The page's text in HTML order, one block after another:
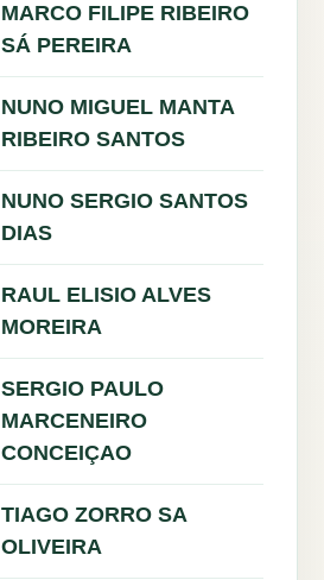
MARCO FILIPE RIBEIRO
SÁ PEREIRA
NUNO MIGUEL MANTA
RIBEIRO SANTOS
NUNO SERGIO SANTOS
DIAS
RAUL ELISIO ALVES
MOREIRA
SERGIO PAULO
MARCENEIRO
CONCEIÇAO
TIAGO ZORRO SA
OLIVEIRA